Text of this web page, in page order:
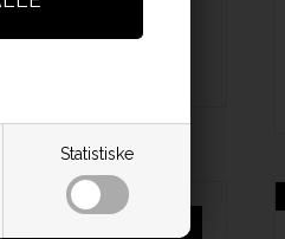
Statistiske
DKK 3.600,00